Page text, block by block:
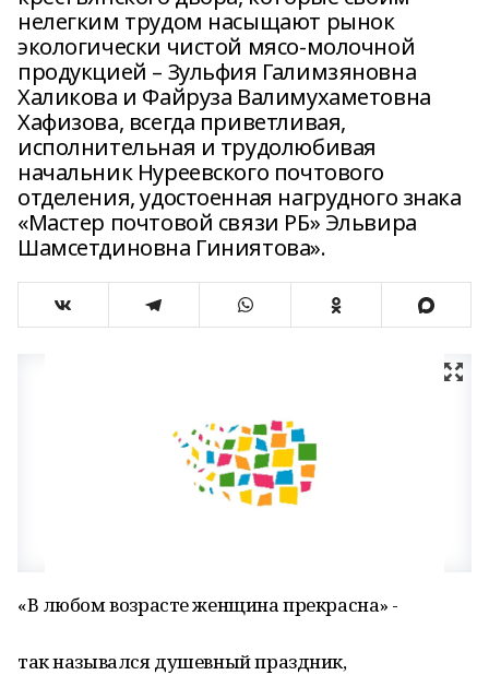
нелегким трудом насыщают рынок
экологически чистой мясо-молочной
продукцией – Зульфия Галимзяновна
Халикова и Файруза Валимухаметовна
Хафизова, всегда приветливая,
исполнительная и трудолюбивая
начальник Нуреевского почтового
отделения, удостоенная нагрудного знака
«Мастер почтовой связи РБ» Эльвира
Шамсетдиновна Гиниятова».
«В любом возрасте женщина прекрасна» -
так назывался душевный праздник,